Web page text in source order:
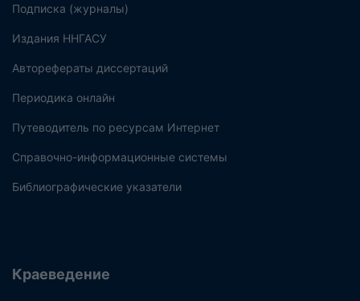
Подписка (журналы)
Издания ННГАСУ
Авторефераты диссертаций
Периодика онлайн
Путеводитель по ресурсам Интернет
Справочно-информационные системы
Библиографические указатели
Краеведение